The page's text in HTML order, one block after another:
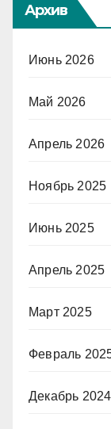
Архив
Июнь 2026
Май 2026
Апрель 2026
Ноябрь 2025
Июнь 2025
Апрель 2025
Март 2025
Февраль
Декабрь 2024